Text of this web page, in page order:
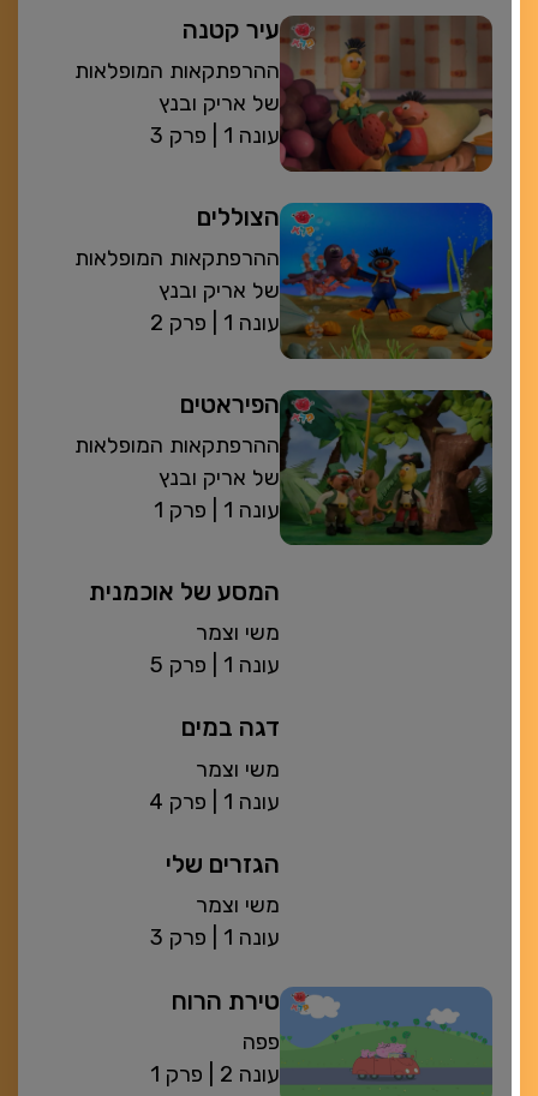
עיר קטנה
ההרפתקאות המופלאות
של אריק ובנץ
פרק 3
| עונה 1
הצוללים
ההרפתקאות המופלאות
של אריק ובנץ
פרק 2
| עונה 1
הפיראטים
ההרפתקאות המופלאות
של אריק ובנץ
פרק 1
| עונה 1
המסע של אוכמנית
משי וצמר
פרק 5
| עונה 1
דגה במים
משי וצמר
פרק 4
| עונה 1
הגזרים שלי
משי וצמר
פרק 3
| עונה 1
טירת הרוח
פפה
פרק 1
| עונה 2